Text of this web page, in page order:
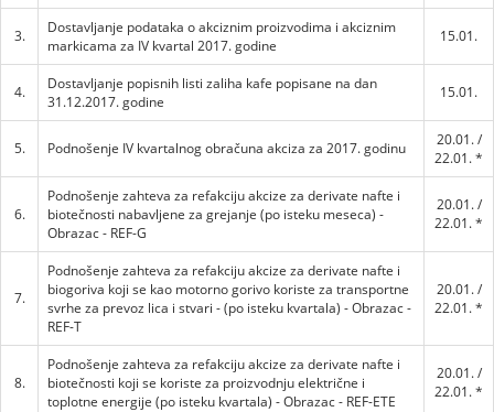
3.
Dostavljanje podataka o akciznim proizvodima i akciznim
markicama za IV kvartal 2017. godine
15.01.
4.
Dostavljanje popisnih listi zaliha kafe popisane na dan
31.12.2017. godine
15.01.
5. Podnošenje IV kvartalnog obračuna akciza za 2017. godinu
20.01. /
22.01. *
6.
Podnošenje zahteva za refakciju akcize za derivate nafte i
biotečnosti nabavljene za grejanje (po isteku meseca) -
Obrazac - REF-G
20.01. /
22.01. *
7.
Podnošenje zahteva za refakciju akcize za derivate nafte i
biogoriva koji se kao motorno gorivo koriste za transportne
svrhe za prevoz lica i stvari - (po isteku kvartala) - Obrazac -
REF-T
20.01. /
22.01. *
8.
Podnošenje zahteva za refakciju akcize za derivate nafte i
biotečnosti koji se koriste za proizvodnju električne i
toplotne energije (po isteku kvartala) - Obrazac - REF-ETE
20.01. /
22.01. *